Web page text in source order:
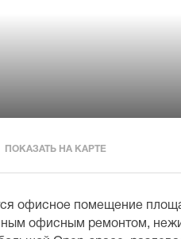
ПОКАЗАТЬ НА КАРТЕ
офисное помещение
офисным ремонтом,